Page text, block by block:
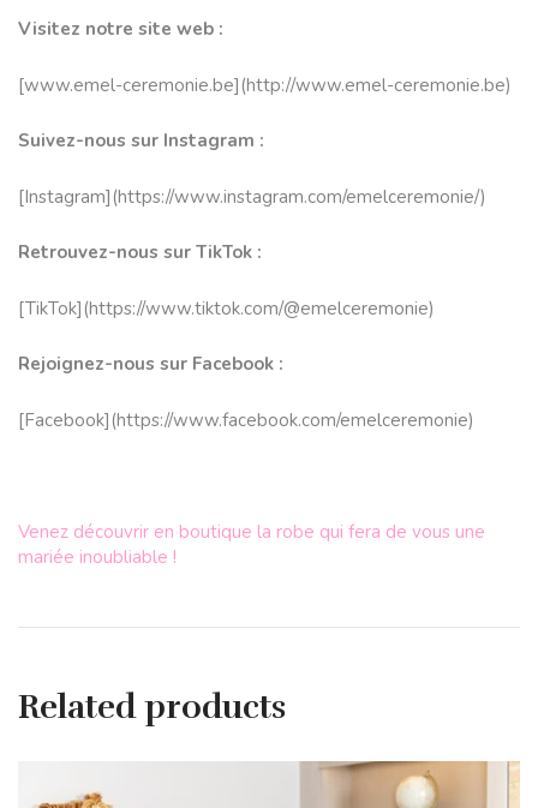
Visitez notre site web :
[www.emel-ceremonie.be](http://www.emel-ceremonie.be)
Suivez-nous sur Instagram :
[Instagram](https://www.instagram.com/emelceremonie/)
Retrouvez-nous sur TikTok :
[TikTok](https://www.tiktok.com/@emelceremonie)
Rejoignez-nous sur Facebook :
[Facebook](https://www.facebook.com/emelceremonie)
Venez découvrir en boutique la robe qui fera de vous une
mariée inoubliable !
Related products